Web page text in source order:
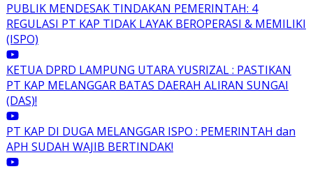
PUBLIK MENDESAK TINDAKAN PEMERINTAH: 4
REGULASI PT KAP TIDAK LAYAK BEROPERASI & MEMILIKI
(ISPO)
KETUA DPRD LAMPUNG UTARA YUSRIZAL : PASTIKAN
PT KAP MELANGGAR BATAS DAERAH ALIRAN SUNGAI
(DAS)!
PT KAP DI DUGA MELANGGAR ISPO : PEMERINTAH dan
APH SUDAH WAJIB BERTINDAK!